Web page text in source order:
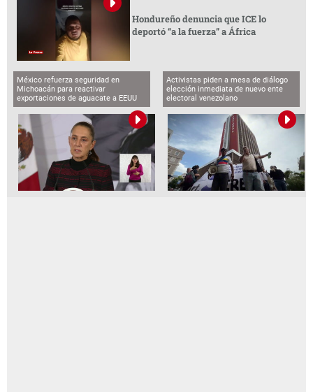
Hondureño denuncia que ICE lo
deportó “a la fuerza” a África
México refuerza seguridad en
Michoacán para reactivar
exportaciones de aguacate a EEUU
Activistas piden a mesa de diálogo
elección inmediata de nuevo ente
electoral venezolano